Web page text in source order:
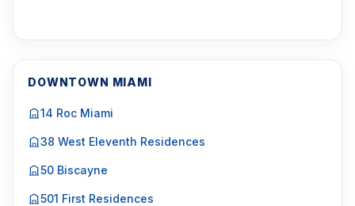
DOWNTOWN MIAMI
14 Roc Miami
38 West Eleventh Residences
50 Biscayne
501 First Residences